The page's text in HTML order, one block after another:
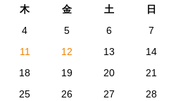
木 金 土
日
4 5 6
7
11 12 13
14
18 19 20
21
25 26 27
28